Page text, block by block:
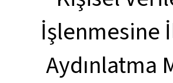
İşlenmesine
Aydınlatma